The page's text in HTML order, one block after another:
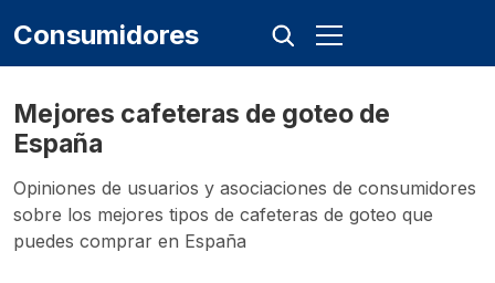
Consumidores
Mejores cafeteras de goteo de
España
Opiniones de usuarios y asociaciones de consumidores
sobre los mejores tipos de cafeteras de goteo que
puedes comprar en España